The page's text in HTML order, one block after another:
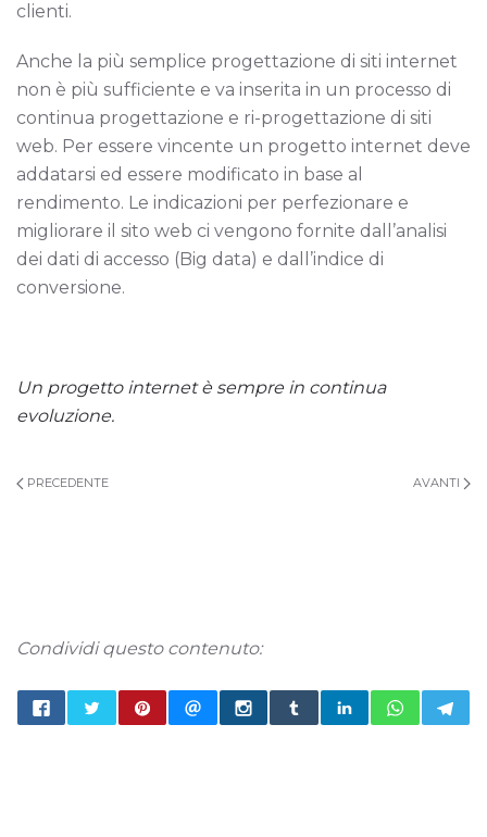
clienti.
Anche la più semplice progettazione di siti internet
non è più sufficiente e va inserita in un processo di
continua progettazione e ri-progettazione di siti
web. Per essere vincente un progetto internet deve
addatarsi ed essere modificato in base al
rendimento. Le indicazioni per perfezionare e
migliorare il sito web ci vengono fornite dall’analisi
dei dati di accesso (Big data) e dall’indice di
conversione.
Un progetto internet è sempre in continua
evoluzione.
PRECEDENTE AVANTI
Condividi questo contenuto: